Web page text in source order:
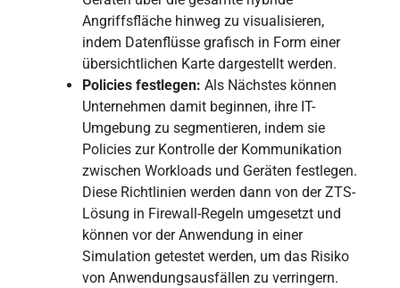
Angriffsfläche hinweg zu visualisieren,
indem Datenflüsse grafisch in Form einer
übersichtlichen Karte dargestellt werden.
Policies festlegen: Als Nächstes können
Unternehmen damit beginnen, ihre IT-
Umgebung zu segmentieren, indem sie
Policies zur Kontrolle der Kommunikation
zwischen Workloads und Geräten festlegen.
Diese Richtlinien werden dann von der ZTS-
Lösung in Firewall-Regeln umgesetzt und
können vor der Anwendung in einer
Simulation getestet werden, um das Risiko
von Anwendungsausfällen zu verringern.